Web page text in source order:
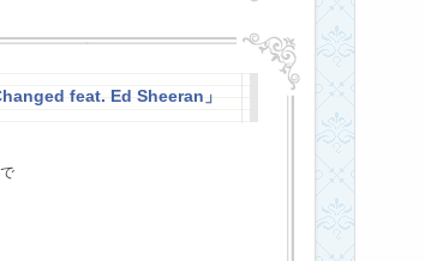
feat. Ed Sheeran」